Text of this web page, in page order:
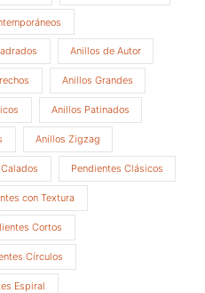
Anillos de Autor
Anillos Grandes
Anillos Patinados
Anillos Zigzag
Pendientes Clásicos
con Textura
Cortos
Círculos
Espiral